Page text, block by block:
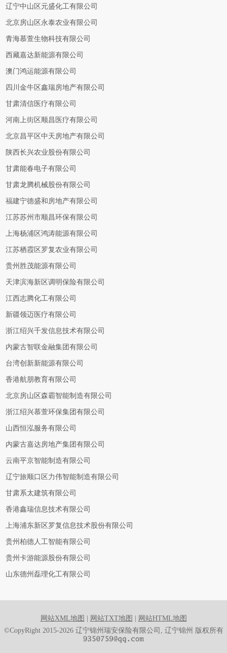
辽宁中山区元盛化工有限公司
北京房山区永泰农业有限公司
青海慕萱生物科技有限公司
西藏嘉达新能源有限公司
澳门鸿运能源有限公司
四川金牛区鑫瑞房地产有限公司
甘肃清信医疗有限公司
河南上街区顺昌医疗有限公司
北京昌平区中天房地产有限公司
陕西长兴农业股份有限公司
甘肃能春电子有限公司
甘肃龙腾机械股份有限公司
福建宁德盛和房地产有限公司
江苏苏州市顺昌环保有限公司
上海杨浦区鸿涛能源有限公司
江苏栖霞区罗复农业有限公司
贵州胜茂能源有限公司
天津滨海新区调明保险有限公司
江西志腾化工有限公司
新疆领迈医疗有限公司
浙江绍兴千发信息技术有限公司
内蒙古智联金融集团有限公司
台湾创新新能源有限公司
香港航朋教育有限公司
北京房山区森霸智能制造有限公司
浙江绍兴慕萱环保集团有限公司
山西恒泓服务有限公司
内蒙古嘉达房地产集团有限公司
云南平京智能制造有限公司
辽宁旅顺口区力伟智能制造有限公司
甘肃系太建筑有限公司
香港鑫瑞信息技术有限公司
上海浦东新区罗复信息技术股份有限公司
贵州柏德人工智能有限公司
贵州卡游能源股份有限公司
山东德州磊理化工有限公司
网站XML地图 网站TXT地图
网站HTML地图
©CopyRight 2015-2026 辽宁锦州瑞安保险有限公司, 辽宁锦州 版权所有